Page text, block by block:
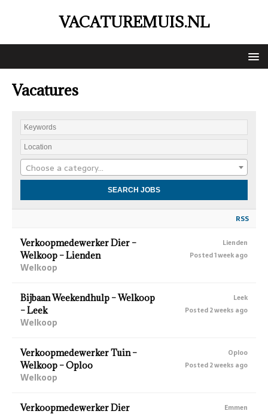
VACATUREMUIS.NL
Vacatures
Choose a category…
RSS
Verkoopmedewerker Dier –
Welkoop – Lienden
Welkoop
Lienden
Posted 1 week ago
Bijbaan Weekendhulp – Welkoop
– Leek
Welkoop
Leek
Posted 2 weeks ago
Verkoopmedewerker Tuin –
Welkoop – Oploo
Welkoop
Oploo
Posted 2 weeks ago
Verkoopmedewerker Dier
Emmen